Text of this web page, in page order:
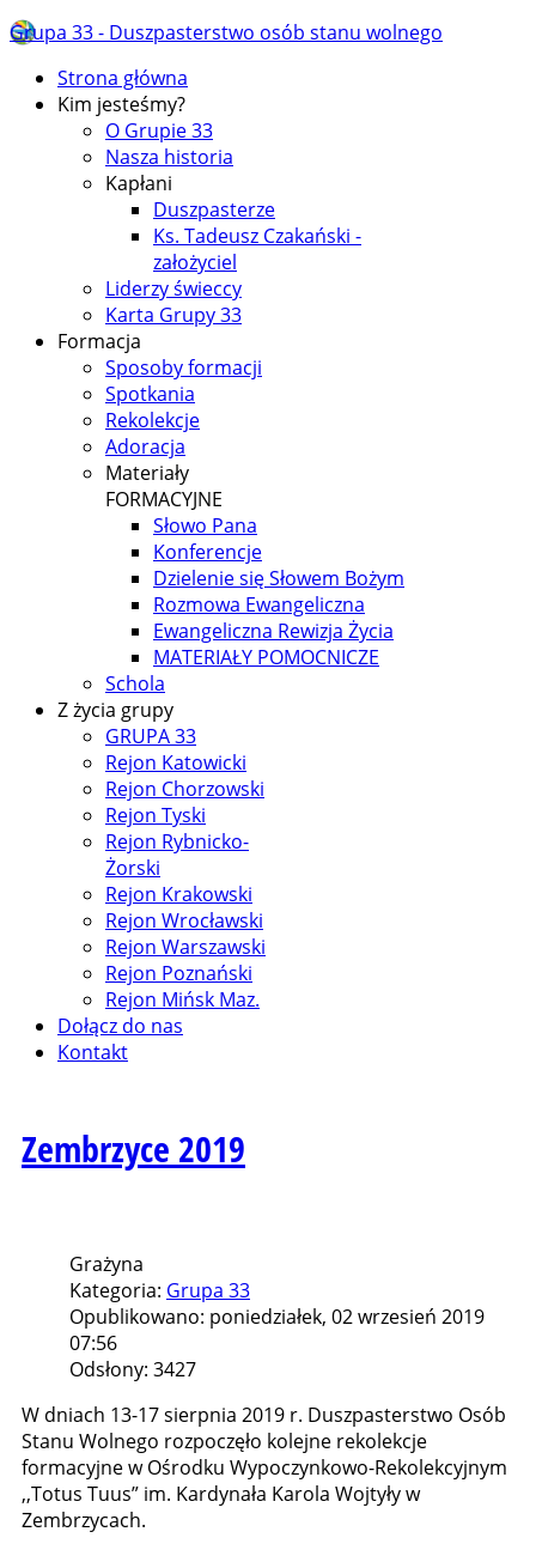
Grupa 33 - Duszpasterstwo osób stanu wolnego
Strona główna
Kim jesteśmy?
O Grupie 33
Nasza historia
Kapłani
Duszpasterze
Ks. Tadeusz Czakański -
założyciel
Liderzy świeccy
Karta Grupy 33
Formacja
Sposoby formacji
Spotkania
Rekolekcje
Adoracja
Materiały
FORMACYJNE
Słowo Pana
Konferencje
Dzielenie się Słowem Bożym
Rozmowa Ewangeliczna
Ewangeliczna Rewizja Życia
MATERIAŁY POMOCNICZE
Schola
Z życia grupy
GRUPA 33
Rejon Katowicki
Rejon Chorzowski
Rejon Tyski
Rejon Rybnicko-
Żorski
Rejon Krakowski
Rejon Wrocławski
Rejon Warszawski
Rejon Poznański
Rejon Mińsk Maz.
Dołącz do nas
Kontakt
Zembrzyce 2019
Grażyna
Kategoria: Grupa 33
Opublikowano: poniedziałek, 02 wrzesień 2019
07:56
Odsłony: 3427
W dniach 13-17 sierpnia 2019 r. Duszpasterstwo Osób
Stanu Wolnego rozpoczęło kolejne rekolekcje
formacyjne w Ośrodku Wypoczynkowo-Rekolekcyjnym
,,Totus Tuus” im. Kardynała Karola Wojtyły w
Zembrzycach.